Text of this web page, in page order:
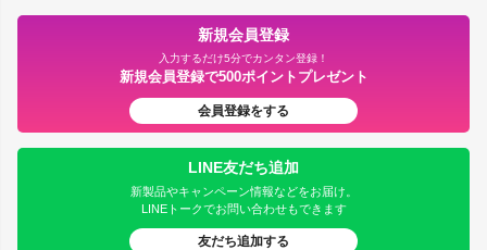
新規会員登録
入力するだけ5分でカンタン登録！
新規会員登録で500ポイントプレゼント
会員登録をする
LINE友だち追加
新製品やキャンペーン情報などをお届け。
LINEトークでお問い合わせもできます
友だち追加する